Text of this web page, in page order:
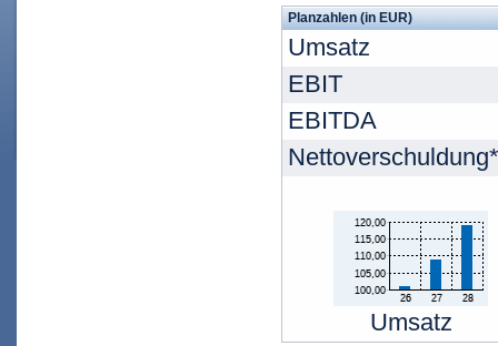
Planzahlen (in EUR)
Umsatz
EBIT
EBITDA
Umsatz